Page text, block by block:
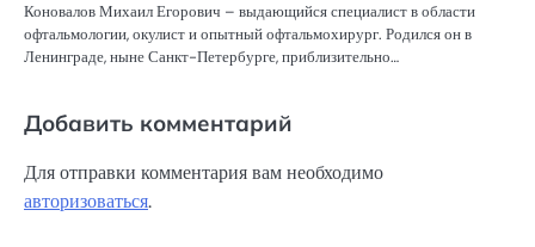
Коновалов Михаил Егорович – выдающийся специалист в области
офтальмологии, окулист и опытный офтальмохирург. Родился он в
Ленинграде, ныне Санкт-Петербурге, приблизительно…
Добавить комментарий
Для отправки комментария вам необходимо
авторизоваться.